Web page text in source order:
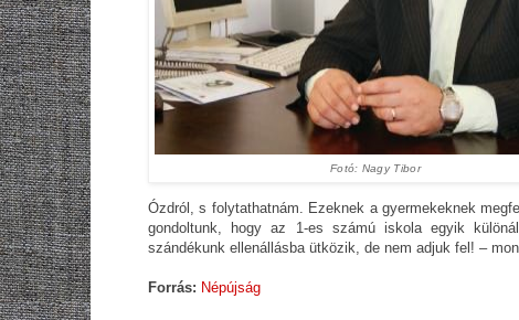
Fotó: Nagy Tibor
Ózdról, s folytathatnám. Ezeknek a gyermekeknek
gondoltunk, hogy az 1-es számú iskola egyik
szándékunk ellenállásba ütközik, de nem adjuk fel! –
Forrás: Népújság